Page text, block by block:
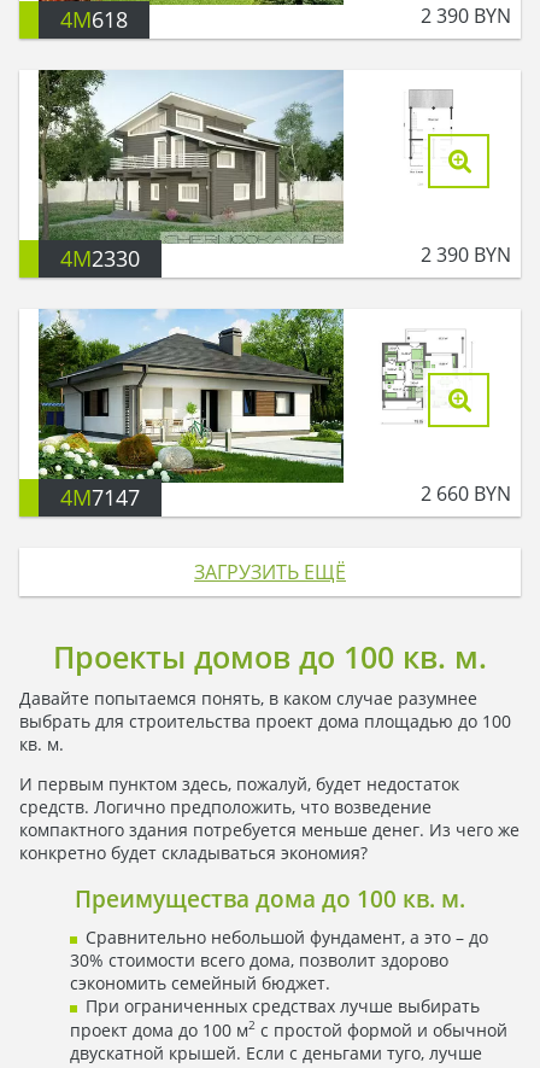
4M618 2 390 BYN
4M2330 2 390 BYN
4M7147 2 660 BYN
ЗАГРУЗИТЬ ЕЩЁ
Проекты домов до 100 кв. м.
Давайте попытаемся понять, в каком случае разумнее
выбрать для строительства проект дома площадью до 100
кв. м.
И первым пунктом здесь, пожалуй, будет недостаток
средств. Логично предположить, что возведение
компактного здания потребуется меньше денег. Из чего же
конкретно будет складываться экономия?
Преимущества дома до 100 кв. м.
Сравнительно небольшой фундамент, а это – до
30% стоимости всего дома, позволит здорово
сэкономить семейный бюджет.
При ограниченных средствах лучше выбирать
проект дома до 100 м2 с простой формой и обычной
двускатной крышей. Если с деньгами туго, лучше